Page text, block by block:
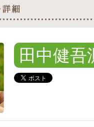
田中健吾